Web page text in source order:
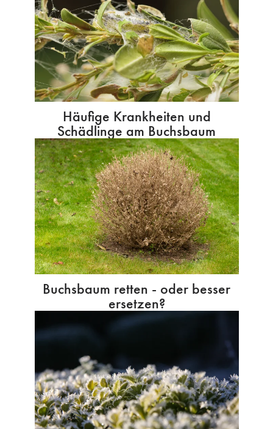
Häufige Krankheiten und
Schädlinge am Buchsbaum
Buchsbaum retten - oder besser
ersetzen?